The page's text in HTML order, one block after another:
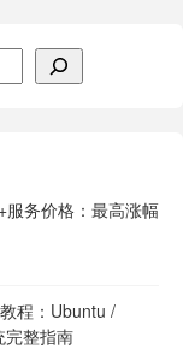
务价格：最高涨幅
程：Ubuntu /
完整指南